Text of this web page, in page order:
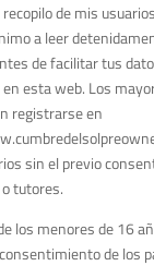
de mis
a leer
de facilitar tus
esta web. Los
registrarse en
sin el previo
tutores.
los menores de 16
de los